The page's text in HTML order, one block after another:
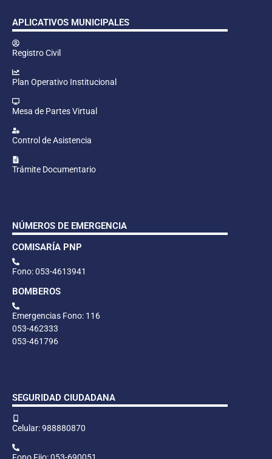
APLICATIVOS MUNICIPALES
Registro Civil
Plan Operativo Institucional
Mesa de Partes Virtual
Control de Asistencia
Trámite Documentario
NÚMEROS DE EMERGENCIA
COMISARÍA PNP
Fono: 053-4613941
BOMBEROS
Emergencias Fono: 116
053-462333
053-461796
SEGURIDAD CIUDADANA
Celular: 988880870
Fono Fijo: 053-690051